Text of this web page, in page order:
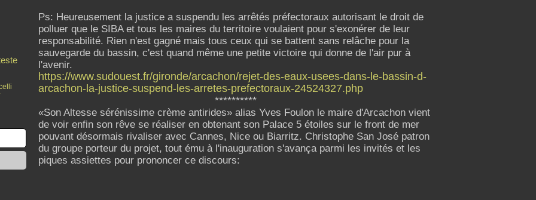
Ps: Heureusement la justice a suspendu les arrêtés préfectoraux autorisant le droit de
polluer que le SIBA et tous les maires du territoire voulaient pour s'exonérer de leur
responsabilité. Rien n'est gagné mais tous ceux qui se battent sans relâche pour la
sauvegarde du bassin, c'est quand même une petite victoire qui donne de l'air pur à
l'avenir.
https://www.sudouest.fr/gironde/arcachon/rejet-des-eaux-usees-dans-le-bassin-d-
arcachon-la-justice-suspend-les-arretes-prefectoraux-24524327.php
**********
«Son Altesse sérénissime crème antirides» alias Yves Foulon le maire d'Arcachon vient
de voir enfin son rêve se réaliser en obtenant son Palace 5 étoiles sur le front de mer
pouvant désormais rivaliser avec Cannes, Nice ou Biarritz. Christophe San José patron
du groupe porteur du projet, tout ému à l'inauguration s'avança parmi les invités et les
piques assiettes pour prononcer ce discours: